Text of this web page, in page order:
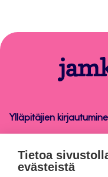
Tietosuoja
Ylläpitäjien
Tietosuoja
Tietoa
evästeistä